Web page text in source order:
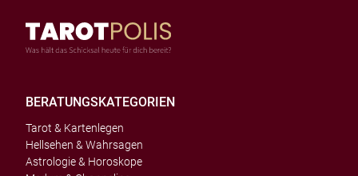
BERATUNGSKATEGORIEN
Tarot & Kartenlegen
Hellsehen & Wahrsagen
Astrologie & Horoskope